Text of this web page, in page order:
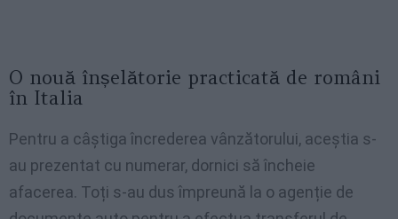
O nouă înșelătorie practicată de români
în Italia
Pentru a câștiga încrederea vânzătorului, aceștia s-
au prezentat cu numerar, dornici să încheie
afacerea. Toți s-au dus împreună la o agenție de